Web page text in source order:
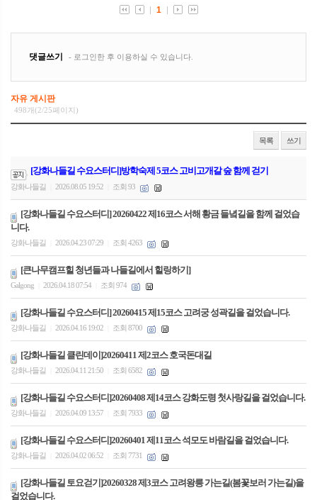
자유 게시판
498개(2/25페이지)
목록 쓰기
[강화나들길 수요스터디]방학숙제 5코스 고비고개갈 숲 함께 걷기
강화나들길 2026.08.05 19:52 조회 93
[강화나들길 수요스터디] 20260422 제16코스 서해 황금 들녘길을 함께 걸었습
니다.
강화나들길 2026.04.23 07:29 조회 4263
[큰나무캠프힐 청년들과 나들길에서 힐링하기]
Galgong 2026.04.18 07:54 조회 974
[강화나들길 수요스터디] 20260415 제15코스 고려궁 성곽길을 걸었습니다.
강화나들길 2026.04.16 19:02 조회 8700
[강화나들길 클린데이]20260411 제2코스 호국돈대길
강화나들길 2026.04.11 21:50 조회 6582
[강화나들길 수요스터디]20260408 제14코스 강화도령 첫사랑길을 걸었습니다.
강화나들길 2026.04.09 13:57 조회 7933
[강화나들길 수요스터디]20260401 제11코스 석모도 바람길을 걸었습니다.
강화나들길 2026.04.02 06:52 조회 7731
[강화나들길 토요걷기]20260328 제3코스 고려왕릉 가는길(봄꽃보러 가는길)을
걸었습니다.